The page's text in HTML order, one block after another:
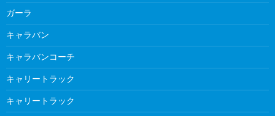
ガーラ
キャラバン
キャラバンコーチ
キャリートラック
キャリートラック